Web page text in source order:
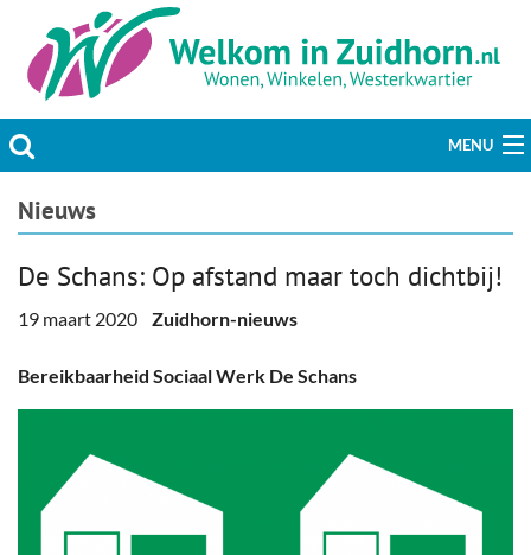
MENU
Actueel
Welzijn & Maatschappij
Bedrijven
Plaats bericht
Nieuws
De Schans: Op afstand maar toch dichtbij!
19 maart 2020 Zuidhorn-nieuws
Bereikbaarheid Sociaal Werk De Schans